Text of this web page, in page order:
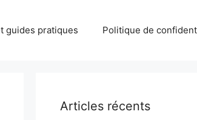
guides pratiques Politique de
Articles récents